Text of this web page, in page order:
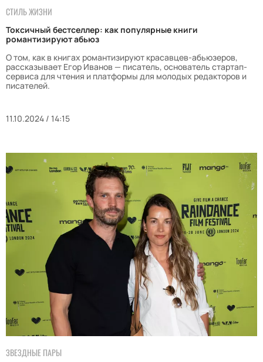
СТИЛЬ ЖИЗНИ
Токсичный бестселлер: как популярные книги
романтизируют абьюз
О том, как в книгах романтизируют красавцев-абьюзеров,
рассказывает Егор Иванов — писатель, основатель стартап-
сервиса для чтения и платформы для молодых редакторов и
писателей.
11.10.2024 / 14:15
ЗВЕЗДНЫЕ ПАРЫ